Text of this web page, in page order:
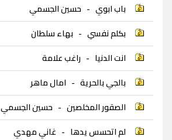
باب ابوي - حسين الجسمي
بكلم نفسي - بهاء سلطان
انت الدنيا - راغب علامة
بالجي بالحرية - امال ماهر
الصقور المخلصين - حسين الجسمي
لم اتحسس يدها - غاني مهدي